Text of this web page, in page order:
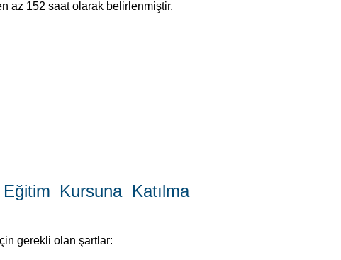
az 152 saat olarak belirlenmiştir.
Kursuna Katılma
gerekli olan şartlar: